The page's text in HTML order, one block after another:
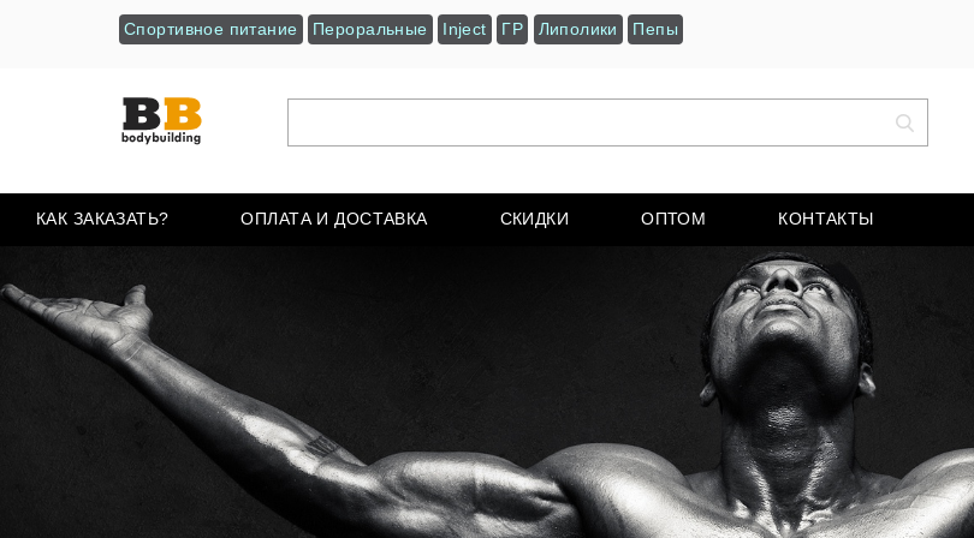
Спортивное питание Пероральные Inject ГР Липолики Пепы
КАК ЗАКАЗАТЬ? ОПЛАТА И ДОСТАВКА СКИДКИ ОПТОМ КОНТАКТЫ